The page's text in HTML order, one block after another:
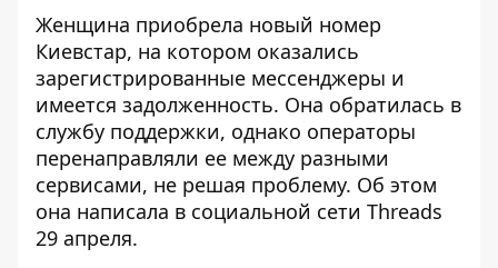
Женщина приобрела новый номер
Киевстар, на котором оказались
зарегистрированные мессенджеры и
имеется задолженность. Она обратилась в
службу поддержки, однако операторы
перенаправляли ее между разными
сервисами, не решая проблему. Об этом
она написала в социальной сети Threads
29 апреля.